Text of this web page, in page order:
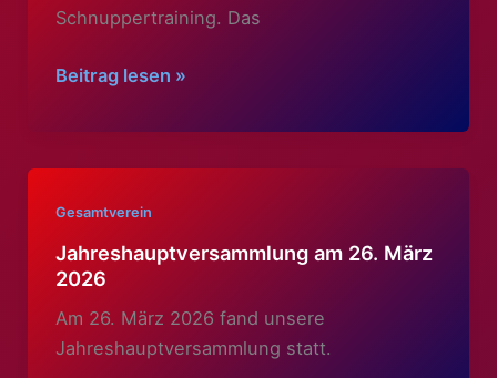
Schnuppertraining. Das
Boogie-
Schnuppertraining
Beitrag lesen »
Gesamtverein
Jahreshauptversammlung am 26. März
2026
Am 26. März 2026 fand unsere
Jahreshauptversammlung statt.